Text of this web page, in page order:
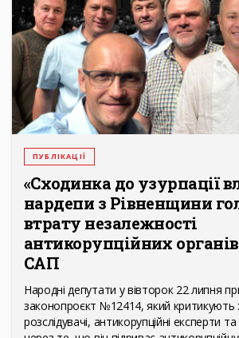
ПУБЛІКАЦІЇ
«Сходинка до узурпації
нардепи з Рівненщини
втрату незалежності
антикорупційних
САП
Народні депутати у вівторок 22 липня
законопроєкт №12414, який критикують
розслідувачі, антикорупційні експерти та